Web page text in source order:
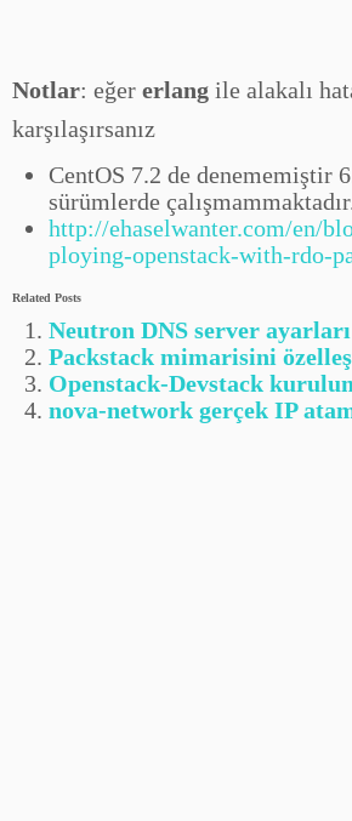
Notlar: eğer erlang ile alakalı
karşılaşırsanız
CentOS 7.2 de denememiştir
sürümlerde
http://ehaselwanter.com/en/
ploying-openstack-with-rdo-
Related Posts
Neutron DNS server ayarları
Packstack mimarisini
Openstack-Devstack
nova-network gerçek IP